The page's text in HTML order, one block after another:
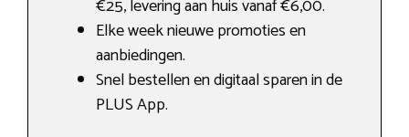
€25, levering aan huis vanaf €6,00.
Elke week nieuwe promoties en
aanbiedingen.
Snel bestellen en digitaal sparen in de
PLUS App.